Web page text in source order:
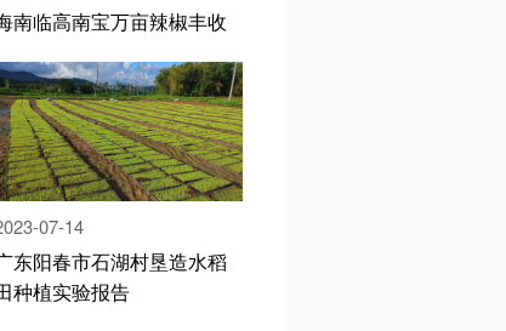
南临高南宝万亩辣椒丰收
07-14
东阳春市石湖村垦造水稻
种植实验报告